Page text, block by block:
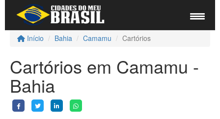
Início Bahia Camamu Cartórios
Cartórios em Camamu -
Bahia